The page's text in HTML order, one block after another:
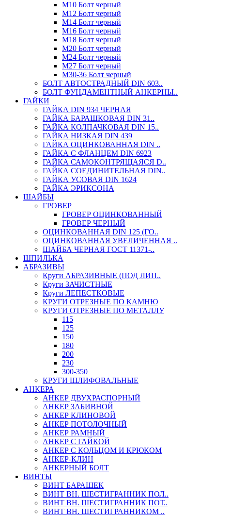
М10 Болт черный
М12 Болт черный
М14 Болт черный
М16 Болт черный
М18 Болт черный
М20 Болт черный
М24 Болт черный
М27 Болт черный
М30-36 Болт черный
БОЛТ АВТОСТРАДНЫЙ DIN 603..
БОЛТ ФУНДАМЕНТНЫЙ АНКЕРНЫ..
ГАЙКИ
ГАЙКА DIN 934 ЧЕРНАЯ
ГАЙКА БАРАШКОВАЯ DIN 31..
ГАЙКА КОЛПАЧКОВАЯ DIN 15..
ГАЙКА НИЗКАЯ DIN 439
ГАЙКА ОЦИНКОВАННАЯ DIN ..
ГАЙКА С ФЛАНЦЕМ DIN 6923
ГАЙКА САМОКОНТРЯЩАЯСЯ D..
ГАЙКА СОЕДИНИТЕЛЬНАЯ DIN..
ГАЙКА УСОВАЯ DIN 1624
ГАЙКА ЭРИКСОНА
ШАЙБЫ
ГРОВЕР
ГРОВЕР ОЦИНКОВАННЫЙ
ГРОВЕР ЧЕРНЫЙ
ОЦИНКОВАННАЯ DIN 125 (ГО..
ОЦИНКОВАННАЯ УВЕЛИЧЕННАЯ ..
ШАЙБА ЧЕРНАЯ ГОСТ 11371-..
ШПИЛЬКА
АБРАЗИВЫ
Круги АБРАЗИВНЫЕ (ПОД ЛИП..
Круги ЗАЧИСТНЫЕ
Круги ЛЕПЕСТКОВЫЕ
КРУГИ ОТРЕЗНЫЕ ПО КАМНЮ
КРУГИ ОТРЕЗНЫЕ ПО МЕТАЛЛУ
115
125
150
180
200
230
300-350
КРУГИ ШЛИФОВАЛЬНЫЕ
АНКЕРА
АНКЕР ДВУХРАСПОРНЫЙ
АНКЕР ЗАБИВНОЙ
АНКЕР КЛИНОВОЙ
АНКЕР ПОТОЛОЧНЫЙ
АНКЕР РАМНЫЙ
АНКЕР С ГАЙКОЙ
АНКЕР С КОЛЬЦОМ И КРЮКОМ
АНКЕР-КЛИН
АНКЕРНЫЙ БОЛТ
ВИНТЫ
ВИНТ БАРАШЕК
ВИНТ ВН. ШЕСТИГРАННИК ПОЛ..
ВИНТ ВН. ШЕСТИГРАННИК ПОТ..
ВИНТ ВН. ШЕСТИГРАННИКОМ ..